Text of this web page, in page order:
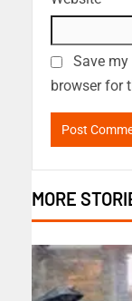
Save
browser for
MORE